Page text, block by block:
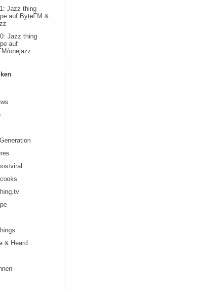
Jazz thing
auf ByteFM &
Jazz thing
auf
onejazz
& Heard